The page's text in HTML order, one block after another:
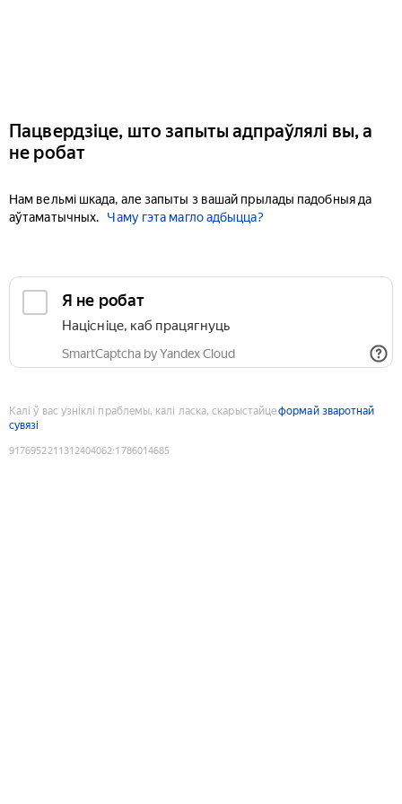
Пацвердзіце, што запыты адпраўлялі вы, а
не робат
Нам вельмі шкада, але запыты з вашай прылады падобныя да
аўтаматычных.
Чаму гэта магло адбыцца?
Я не робат
Націсніце, каб працягнуць
SmartCaptcha by Yandex Cloud
Калі ў вас узніклі праблемы, калі ласка, скарыстайцеформай зваротнай
сувязі
9176952211312404062:1786014685